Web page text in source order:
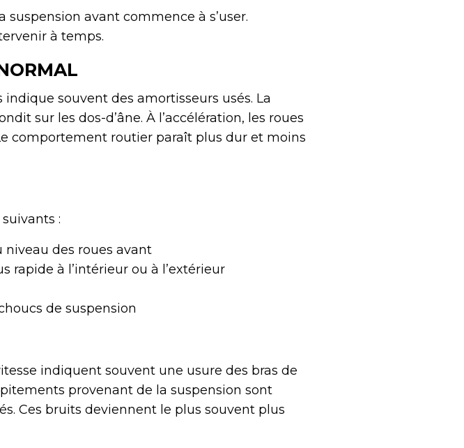
avant commence à s’user.
à temps.
souvent des amortisseurs usés. La
sur les dos-d’âne. À l’accélération, les roues
comportement routier paraît plus dur et moins
:
niveau des roues avant
rapide à l’intérieur ou à l’extérieur
de suspension
indiquent souvent une usure des bras de
provenant de la suspension sont
Ces bruits deviennent le plus souvent plus